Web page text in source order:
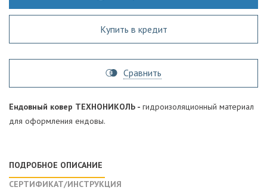
Купить в кредит
Сравнить
Ендовный ковер ТЕХНОНИКОЛЬ - гидроизоляционный материал
для оформления ендовы.
ПОДРОБНОЕ ОПИСАНИЕ
СЕРТИФИКАТ/ИНСТРУКЦИЯ